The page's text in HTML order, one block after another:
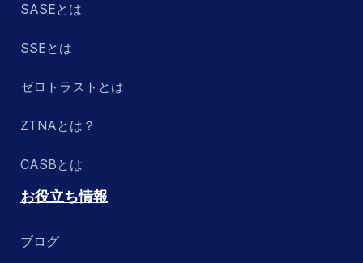
SASEとは
SSEとは
ゼロトラストとは
ZTNAとは？
CASBとは
お役立ち情報
ブログ